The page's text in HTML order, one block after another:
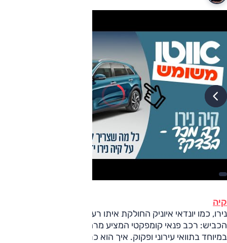
קיה
נירו, כמו יונדאי איוניק החולקת איתו רעיון – דגם שכל
הכביש: רכב פנאי קומפקטי המציע מרחב וביצועים סבירים-
במיוחד בתוואי עירוני ופקוק. איך הוא כרכב משומש? הסקירה